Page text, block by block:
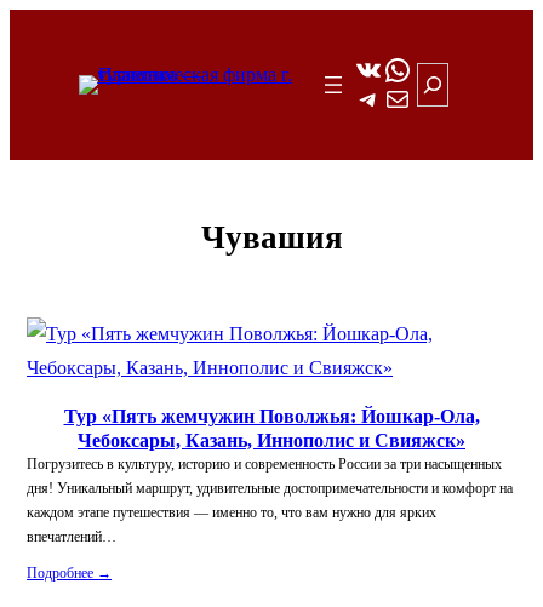
содержимому
ВКонтакте
WhatsApp
Telegram
Почта
Поиск
Чувашия
Тур «Пять жемчужин Поволжья: Йошкар-Ола,
Чебоксары, Казань, Иннополис и Свияжск»
Погрузитесь в культуру, историю и современность России за три насыщенных
дня! Уникальный маршрут, удивительные достопримечательности и комфорт на
каждом этапе путешествия — именно то, что вам нужно для ярких
впечатлений…
Подробнее →